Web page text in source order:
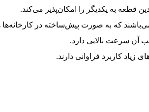
قطعه به یکدیگر را امکان‌پذیر می‌کند.
که به صورت پیش‌ساخته در کارخانه‌ها
آن سرعت بالایی دارد.
زیاد کاربرد فراوانی دارند.